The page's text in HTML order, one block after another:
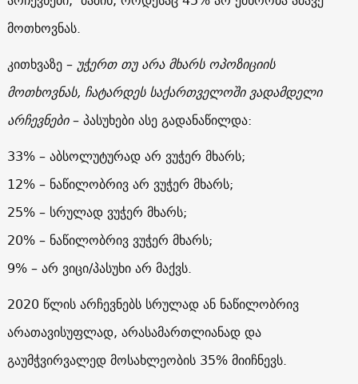
მოთხოვნას.
კითხვაზე –უჭერთ თუ არა მხარს ოპოზიციის
მოთხოვნას, ჩატარდეს საქართველოში ვადამდელი
არჩევნები– პასუხები ასე გადანაწილდა:
33% – აბსოლუტურად არ ვუჭერ მხარს;
12% – ნაწილობრივ არ ვუჭერ მხარს;
25% – სრულად ვუჭერ მხარს;
20% – ნაწილობრივ ვუჭერ მხარს;
9% – არ ვიცი/პასუხი არ მაქვს.
2020 წლის არჩევნებს სრულად ან ნაწილობრივ
არათავისუფლად, არასამართლიანად და
გაუმჭვირვალედ მოსახლეობის 35% მიიჩნევს.